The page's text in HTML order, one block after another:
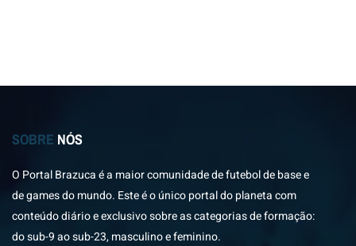
SOBRE NÓS
O Portal Brazuca é a maior comunidade de futebol de base e
de games do mundo. Este é o único portal do planeta com
conteúdo diário e exclusivo sobre as categorias de formação:
do sub-9 ao sub-23, masculino e feminino.